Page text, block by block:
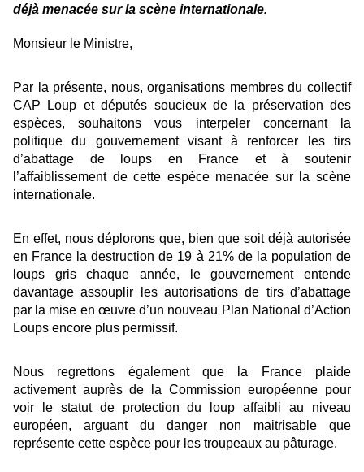
déjà menacée sur la scène internationale.
Monsieur le Ministre,
Par la présente, nous, organisations membres du collectif
CAP Loup et députés soucieux de la préservation des
espèces, souhaitons vous interpeler concernant la
politique du gouvernement visant à renforcer les tirs
d’abattage de loups en France et à soutenir
l’affaiblissement de cette espèce menacée sur la scène
internationale.
En effet, nous déplorons que, bien que soit déjà autorisée
en France la destruction de 19 à 21% de la population de
loups gris chaque année, le gouvernement entende
davantage assouplir les autorisations de tirs d’abattage
par la mise en œuvre d’un nouveau Plan National d’Action
Loups encore plus permissif.
Nous regrettons également que la France plaide
activement auprès de la Commission européenne pour
voir le statut de protection du loup affaibli au niveau
européen, arguant du danger non maitrisable que
représente cette espèce pour les troupeaux au pâturage.